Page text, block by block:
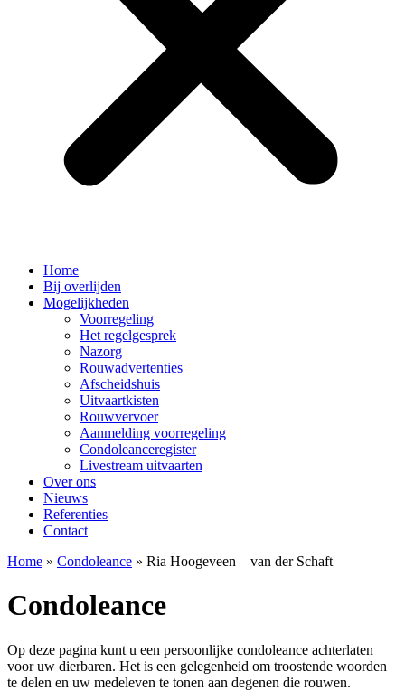
Home
Bij overlijden
Mogelijkheden
Voorregeling
Het regelgesprek
Nazorg
Rouwadvertenties
Afscheidshuis
Uitvaartkisten
Rouwvervoer
Aanmelding voorregeling
Condoleanceregister
Livestream uitvaarten
Over ons
Nieuws
Referenties
Contact
Home » Condoleance » Ria Hoogeveen – van der Schaft
Condoleance
Op deze pagina kunt u een persoonlijke condoleance achterlaten
voor uw dierbaren. Het is een gelegenheid om troostende woorden
te delen en uw medeleven te tonen aan degenen die rouwen.